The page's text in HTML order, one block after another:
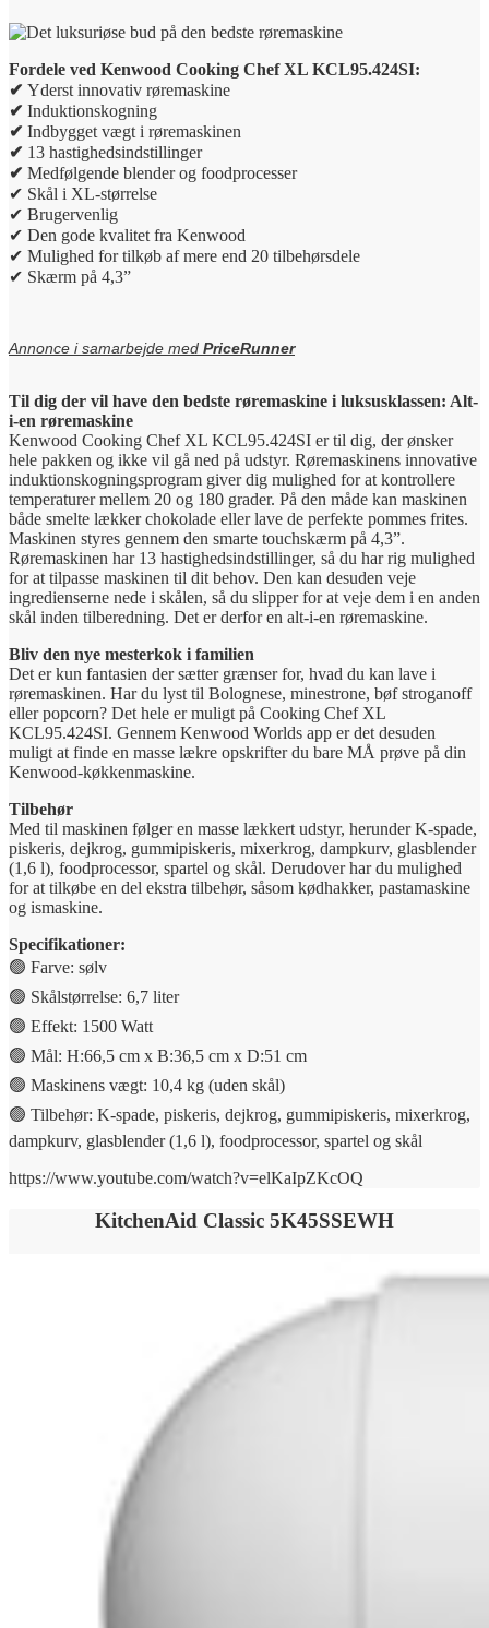
Fordele ved Kenwood Cooking Chef XL KCL95.424SI:
✔ Yderst innovativ røremaskine
✔ Induktionskogning
✔ Indbygget vægt i røremaskinen
✔ 13 hastighedsindstillinger
✔ Medfølgende blender og foodprocesser
✔ Skål i XL-størrelse
✔ Brugervenlig
✔ Den gode kvalitet fra Kenwood
✔ Mulighed for tilkøb af mere end 20 tilbehørsdele
✔ Skærm på 4,3”
Annonce i samarbejde med PriceRunner
Til dig der vil have den bedste røremaskine i luksusklassen: Alt-
i-en røremaskine
Kenwood Cooking Chef XL KCL95.424SI er til dig, der ønsker
hele pakken og ikke vil gå ned på udstyr. Røremaskinens innovative
induktionskogningsprogram giver dig mulighed for at kontrollere
temperaturer mellem 20 og 180 grader. På den måde kan maskinen
både smelte lækker chokolade eller lave de perfekte pommes frites.
Maskinen styres gennem den smarte touchskærm på 4,3”.
Røremaskinen har 13 hastighedsindstillinger, så du har rig mulighed
for at tilpasse maskinen til dit behov. Den kan desuden veje
ingredienserne nede i skålen, så du slipper for at veje dem i en anden
skål inden tilberedning. Det er derfor en alt-i-en røremaskine.
Bliv den nye mesterkok i familien
Det er kun fantasien der sætter grænser for, hvad du kan lave i
røremaskinen. Har du lyst til Bolognese, minestrone, bøf stroganoff
eller popcorn? Det hele er muligt på Cooking Chef XL
KCL95.424SI. Gennem Kenwood Worlds app er det desuden
muligt at finde en masse lækre opskrifter du bare MÅ prøve på din
Kenwood-køkkenmaskine.
Tilbehør
Med til maskinen følger en masse lækkert udstyr, herunder K-spade,
piskeris, dejkrog, gummipiskeris, mixerkrog, dampkurv, glasblender
(1,6 l), foodprocessor, spartel og skål. Derudover har du mulighed
for at tilkøbe en del ekstra tilbehør, såsom kødhakker, pastamaskine
og ismaskine.
Specifikationer:
🟢 Farve: sølv
🟢 Skålstørrelse: 6,7 liter
🟢 Effekt: 1500 Watt
🟢 Mål: H:66,5 cm x B:36,5 cm x D:51 cm
🟢 Maskinens vægt: 10,4 kg (uden skål)
🟢 Tilbehør: K-spade, piskeris, dejkrog, gummipiskeris, mixerkrog,
dampkurv, glasblender (1,6 l), foodprocessor, spartel og skål
https://www.youtube.com/watch?v=elKaIpZKcOQ
KitchenAid Classic 5K45SSEWH